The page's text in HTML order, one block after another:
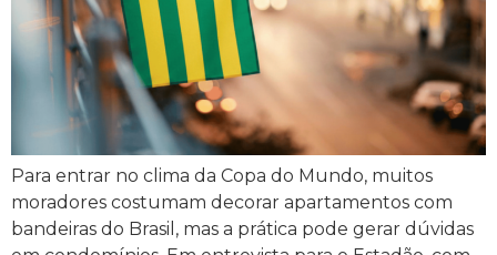
Para entrar no clima da Copa do Mundo, muitos
moradores costumam decorar apartamentos com
bandeiras do Brasil, mas a prática pode gerar dúvidas